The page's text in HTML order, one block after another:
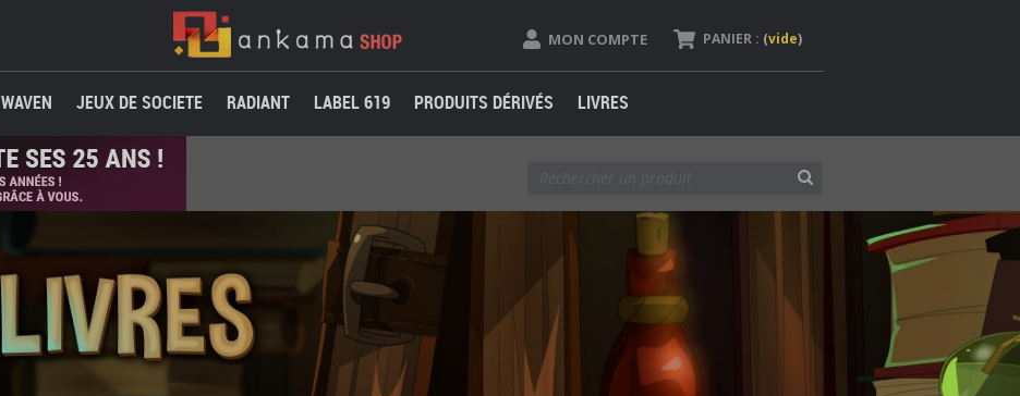
PANIER : (vide)
MON COMPTE
WAVEN JEUX DE SOCIETE RADIANT LABEL 619 PRODUITS DÉRIVÉS LIVRES